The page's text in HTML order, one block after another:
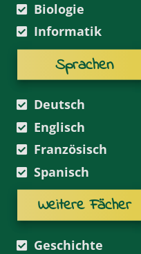
Biologie
Informatik
Sprachen
Deutsch
Englisch
Französisch
Spanisch
Weitere Fächer
Geschichte